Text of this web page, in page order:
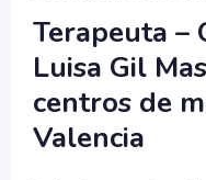
Terapeuta –
Luisa Gil
centros de
Valencia